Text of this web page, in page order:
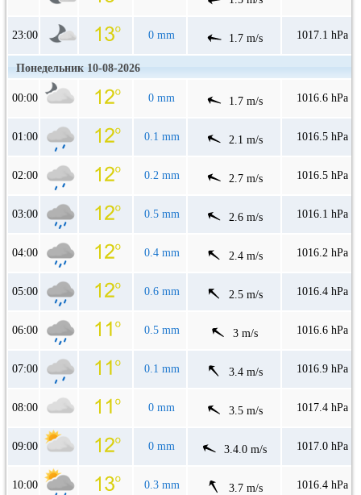
23:00 0 mm 1.7 m/s 1017.1 hPa
Понедельник 10-08-2026
00:00 0 mm 1.7 m/s 1016.6 hPa
01:00 0.1 mm 2.1 m/s 1016.5 hPa
02:00 0.2 mm 2.7 m/s 1016.5 hPa
03:00 0.5 mm 2.6 m/s 1016.1 hPa
04:00 0.4 mm 2.4 m/s 1016.2 hPa
05:00 0.6 mm 2.5 m/s 1016.4 hPa
06:00 0.5 mm 3 m/s 1016.6 hPa
07:00 0.1 mm 3.4 m/s 1016.9 hPa
08:00 0 mm 3.5 m/s 1017.4 hPa
09:00 0 mm 3.4.0 m/s 1017.0 hPa
10:00 0.3 mm 3.7 m/s 1016.4 hPa